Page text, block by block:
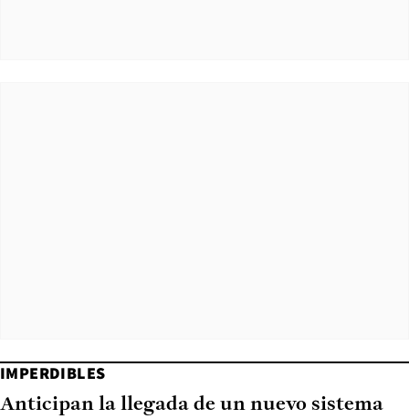
IMPERDIBLES
Anticipan la llegada de un nuevo sistema